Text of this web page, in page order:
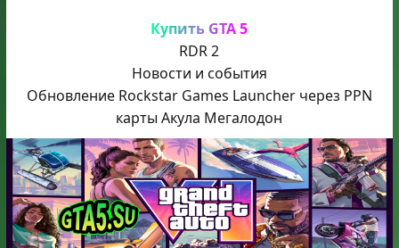
Купить GTA 5
RDR 2
Новости и события
Обновление Rockstar Games Launcher через PPN
карты Акула Мегалодон